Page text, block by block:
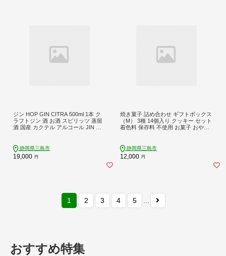
ジン HOP GIN CITRA 500ml 1本 ク
ラフトジン 酒 お酒 スピリッツ 蒸留
酒 国産 カクテル アルコール JIN ソ
ト プレゼント お祝い 日用品 消耗品
晩酌 REPUBREW リパブリュー 静岡
県 三島市
静岡県三島市
19,000 円
焼き菓子 詰め合わせ ギフトボックス
（M） 3種 14個入り クッキー セット
着色料 保存料 不使用 お菓子 おやつ
用 ギフト 可愛い おしゃれ アート 就
労支援 就労継続支援B型 NPO エシカ
ファーム 静岡県 三島市
静岡県三島市
12,000 円
1 2 3 4 5
おすすめ特集